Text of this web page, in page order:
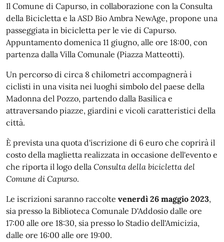
Il Comune di Capurso, in collaborazione con la Consulta
della Bicicletta e la ASD Bio Ambra NewAge, propone una
passeggiata in bicicletta per le vie di Capurso.
Appuntamento domenica 11 giugno, alle ore 18:00, con
partenza dalla Villa Comunale (Piazza Matteotti).
Un percorso di circa 8 chilometri accompagnerà i
ciclisti in una visita nei luoghi simbolo del paese della
Madonna del Pozzo, partendo dalla Basilica e
attraversando piazze, giardini e vicoli caratteristici della
città.
È prevista una quota d'iscrizione di 6 euro che coprirà il
costo della maglietta realizzata in occasione dell'evento e
che riporta il logo della Consulta della bicicletta del
Comune di Capurso.
Le iscrizioni saranno raccolte venerdì 26 maggio 2023,
sia presso la Biblioteca Comunale D'Addosio dalle ore
17:00 alle ore 18:30, sia presso lo Stadio dell'Amicizia,
dalle ore 16:00 alle ore 19:00.